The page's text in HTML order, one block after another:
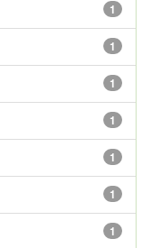
1
1
1
1
1
1
1